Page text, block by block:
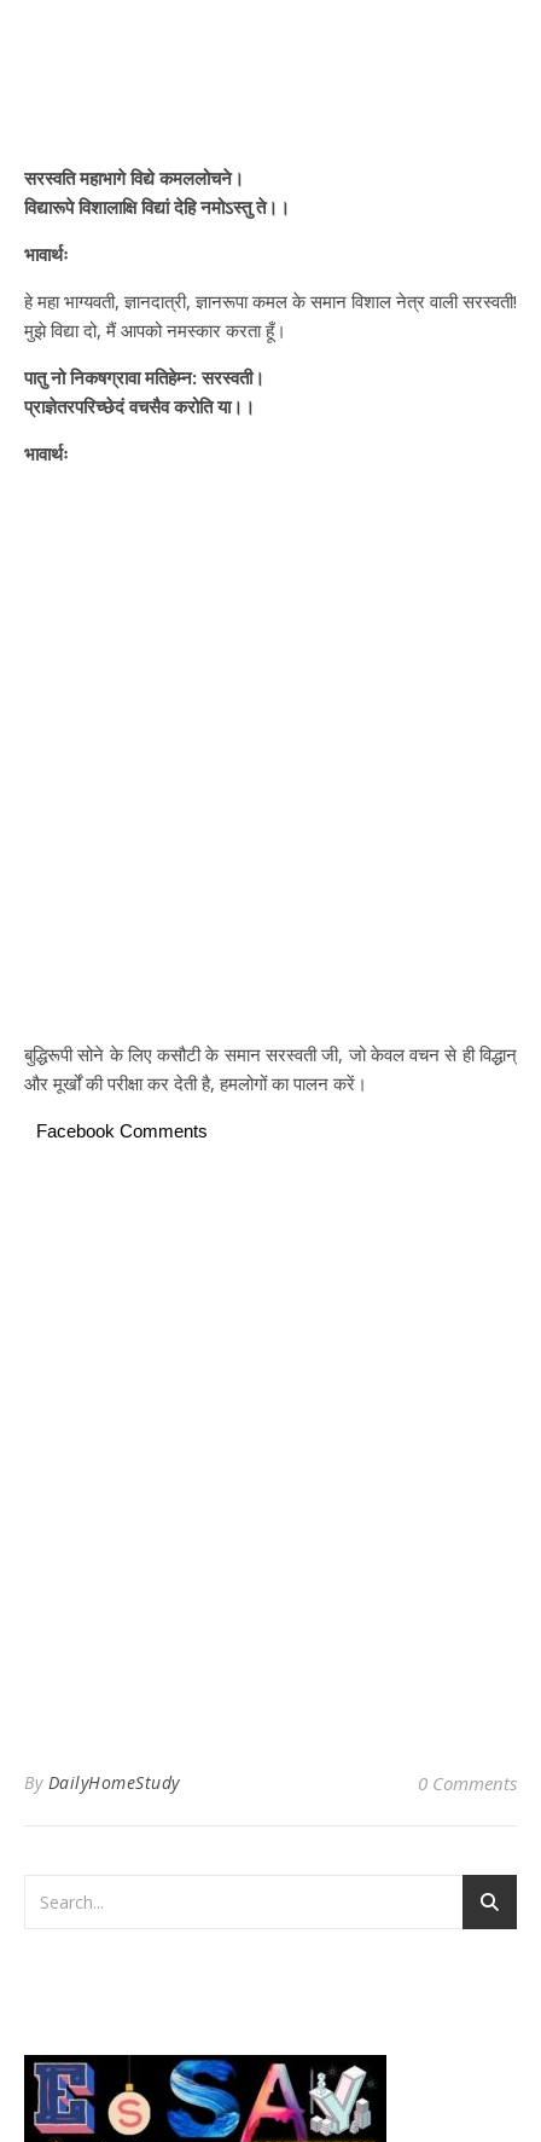
सरस्वति महाभागे विद्ये कमललोचने।
विद्यारूपे विशालाक्षि विद्यां देहि नमोऽस्तु ते।।
भावार्थः
हे महा भाग्यवती, ज्ञानदात्री, ज्ञानरूपा कमल के समान विशाल नेत्र वाली सरस्वती!
मुझे विद्या दो, मैं आपको नमस्कार करता हूँ।
पातु नो निकषग्रावा मतिहेम्न: सरस्वती।
प्राज्ञेतरपरिच्छेदं वचसैव करोति या।।
भावार्थः
बुद्धिरूपी सोने के लिए कसौटी के समान सरस्वती जी, जो केवल वचन से ही विद्धान्
और मूर्खों की परीक्षा कर देती है, हमलोगों का पालन करें।
Facebook Comments
By DailyHomeStudy 0 Comments